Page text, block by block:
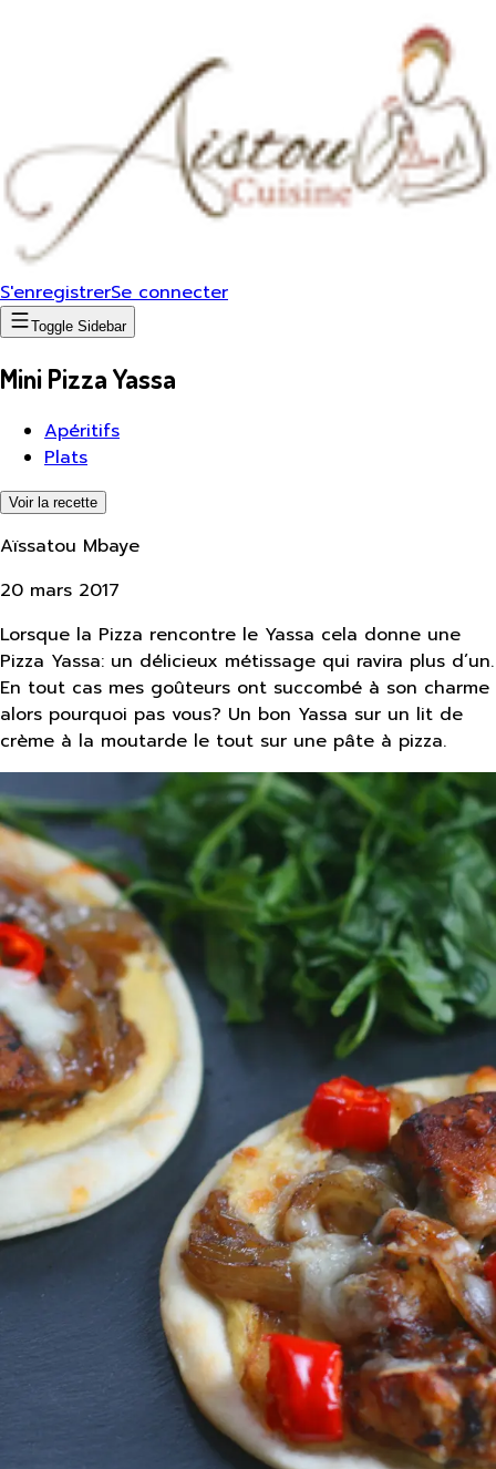
S'enregistrerSe connecter
Toggle Sidebar
Mini Pizza Yassa
Apéritifs
Plats
Voir la recette
Aïssatou Mbaye
20 mars 2017
Lorsque la Pizza rencontre le Yassa cela donne une
Pizza Yassa: un délicieux métissage qui ravira plus d’un.
En tout cas mes goûteurs ont succombé à son charme
alors pourquoi pas vous? Un bon Yassa sur un lit de
crème à la moutarde le tout sur une pâte à pizza.